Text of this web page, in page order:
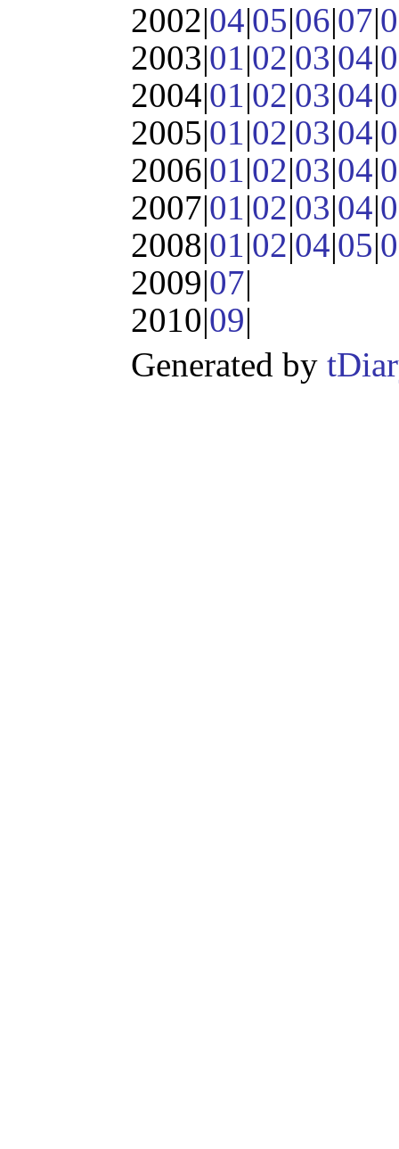
2002|04|05|06|07|
2003|01|02|03|04|
2004|01|02|03|04|
2005|01|02|03|04|
2006|01|02|03|04|
2007|01|02|03|04|
2008|01|02|04|05|
2009|07|
2010|09|
Generated by